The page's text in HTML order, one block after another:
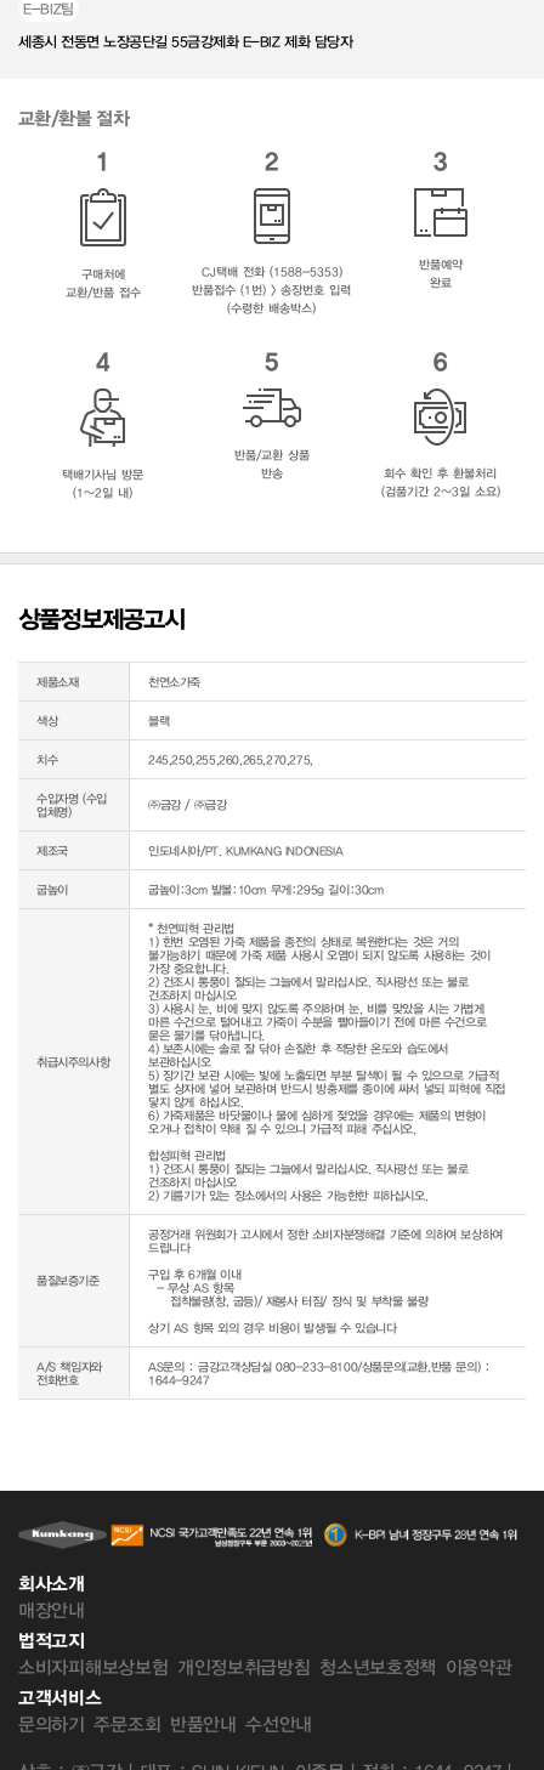
E-BIZ팀
세종시 전동면 노장공단길 55금강제화 E-BIZ 제화 담당자
교환/환불 절차
1
구매처에
교환/반품 접수
2
CJ택배 전화 (1588-5353)
반품접수 (1번) > 송장번호 입력
(수령한 배송박스)
3
반품예약
완료
4
택배기사님 방문
(1~2일 내)
5
반품/교환 상품
반송
6
회수 확인 후 환불처리
(검품기간 2~3일 소요)
상품정보제공고시
제품소재 천연소가죽
색상 블랙
치수 245,250,255,260,265,270,275,
수입자명 (수입
업체명)
㈜금강 / ㈜금강
제조국 인도네시아/PT. KUMKANG INDONESIA
굽높이 굽높이:3cm 발볼:10cm 무게:295g 길이:30cm
취급시주의사항
* 천연피혁 관리법
1) 한번 오염된 가죽 제품을 종전의 상태로 복원한다는 것은 거의
불가능하기 때문에 가죽 제품 사용시 오염이 되지 않도록 사용하는 것이
가장 중요합니다.
2) 건조시 통풍이 잘되는 그늘에서 말리십시오. 직사광선 또는 불로
건조하지 마십시오
3) 사용시 눈, 비에 맞지 않도록 주의하며 눈, 비를 맞았을 시는 가볍게
마른 수건으로 털어내고 가죽이 수분을 빨아들이기 전에 마른 수건으로
묻은 물기를 닦아냅니다.
4) 보존시에는 솔로 잘 닦아 손질한 후 적당한 온도와 습도에서
보관하십시오
5) 장기간 보관 시에는 빛에 노출되면 부분 탈색이 될 수 있으므로 가급적
별도 상자에 넣어 보관하며 반드시 방충제를 종이에 싸서 넣되 피혁에 직접
닿지 않게 하십시오.
6) 가죽제품은 바닷물이나 물에 심하게 젖었을 경우에는 제품의 변형이
오거나 접착이 약해 질 수 있으니 가급적 피해 주십시오.
합성피혁 관리법
1) 건조시 통풍이 잘되는 그늘에서 말리십시오. 직사광선 또는 불로
건조하지 마십시오
품질보증기준
공정거래 위원회가 고시에서 정한 소비자분쟁해결 기준에 의하여 보상하여
드립니다
구입 후 6개월 이내
  - 무상 AS 항목
상기 AS 항목 외의 경우 비용이 발생될 수 있습니다
A/S 책임자와
전화번호
AS문의 : 금강고객상담실 080-233-8100/상품문의(교환,반품 문의) :
1644-9247
회사소개
매장안내
법적고지
소비자피해보상보험 개인정보취급방침 청소년보호정책 이용약관
고객서비스
문의하기 주문조회 반품안내 수선안내